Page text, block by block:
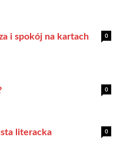
0
i spokój na kartach
0
0
literacka